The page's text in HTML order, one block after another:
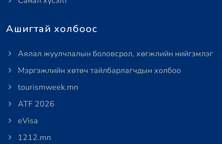
Ашигтай холбоос
Аялал жуулчлалын боловсрол, хөгжлийн нийгэмлэг
Мэргэжлийн хөтөч тайлбарлагчдын холбоо
tourismweek.mn
ATF 2026
eVisa
1212.mn